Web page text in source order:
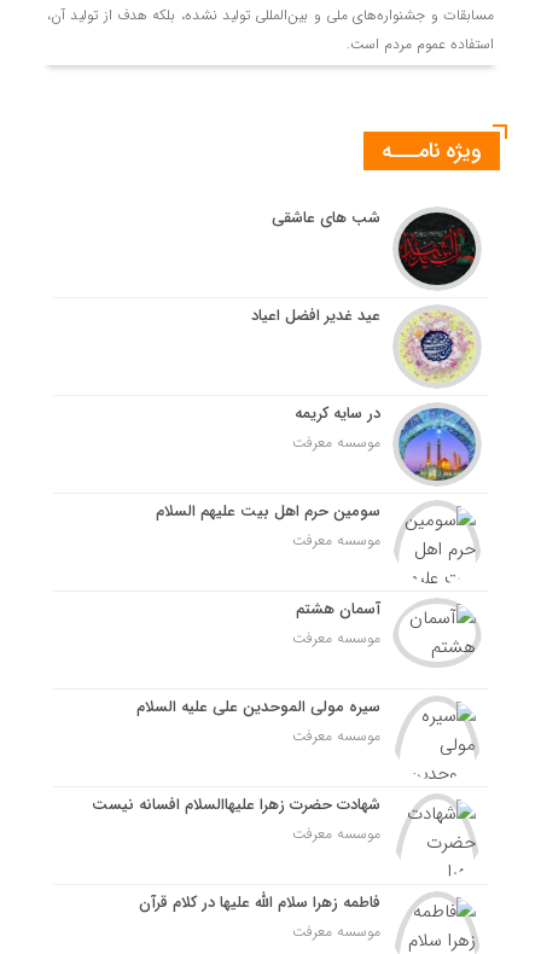
مسابقات و جشنواره‌های ملی و بین‌المللی تولید نشده، بلکه هدف از تولید آن،
استفاده عموم مردم است.
ویژه نامـــه
شب های عاشقی
عید غدیر افضل اعیاد
در سایه کریمه
موسسه معرفت
سومین حرم اهل بیت علیهم السلام
موسسه معرفت
آسمان هشتم
موسسه معرفت
سیره مولی الموحدین علی علیه السلام
موسسه معرفت
شهادت حضرت زهرا علیهاالسلام افسانه نیست
موسسه معرفت
فاطمه زهرا سلام الله علیها در کلام قرآن
موسسه معرفت